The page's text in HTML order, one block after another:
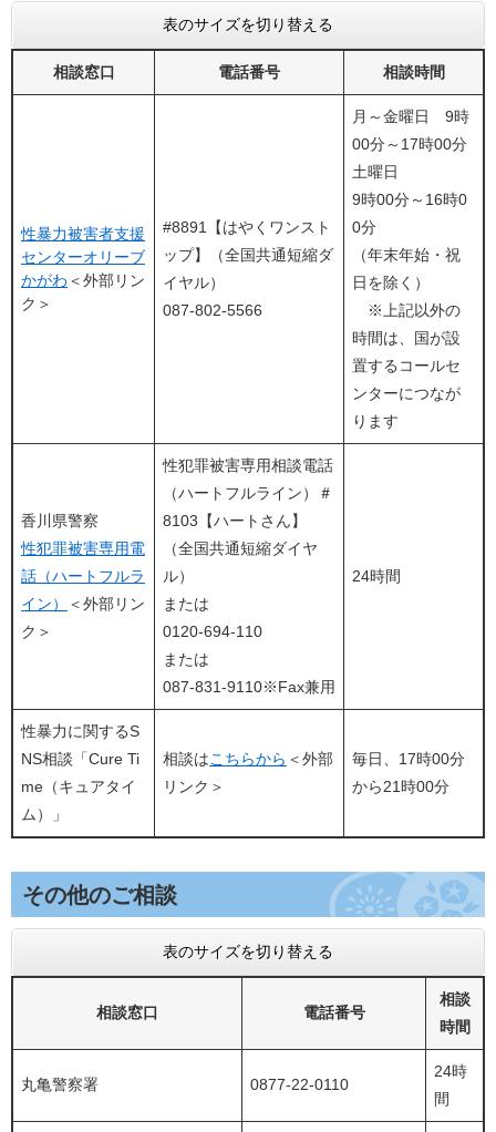
表のサイズを切り替える
相談窓口 電話番号 相談時間
性暴力被害者支援
センターオリーブ
かがわ ＜外部リン
ク＞
#8891【はやくワンスト
ップ】（全国共通短縮ダ
イヤル）
087‐802‐5566
月～金曜日 9時
00分～17時00分
土曜日
9時00分～16時0
0分
（年末年始・祝
日を除く）
※上記以外の
時間は、国が設
置するコールセ
ンターにつなが
ります
香川県警察
性犯罪被害専用電
話（ハートフルラ
イン）
＜外部リン
ク＞
性犯罪被害専用相談電話
（ハートフルライン）＃
8103【ハートさん】
（全国共通短縮ダイヤ
ル）
または
0120-694-110
または
087-831-9110※Fax兼用
24時間
性暴力に関するS
NS相談「Cure Ti
me（キュアタイ
ム）」
相談はこちらから ＜外部
リンク＞
毎日、17時00分
から21時00分
その他のご相談
表のサイズを切り替える
相談窓口 電話番号
相談
時間
丸亀警察署 0877-22-0110
24時
間